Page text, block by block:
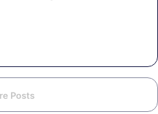
Posts